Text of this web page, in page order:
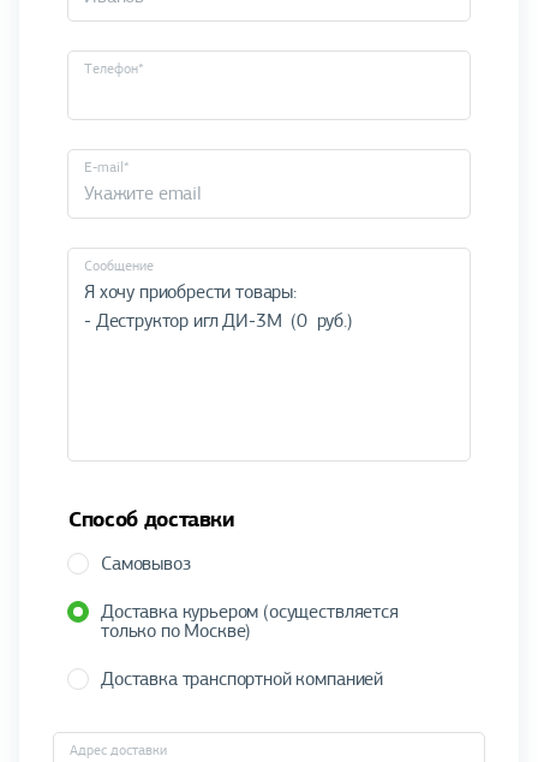
Телефон*
E-mail*
Cообщение
Способ доставки
Самовывоз
Доставка курьером (осуществляется
только по Москве)
Доставка транспортной компанией
Адрес доставки